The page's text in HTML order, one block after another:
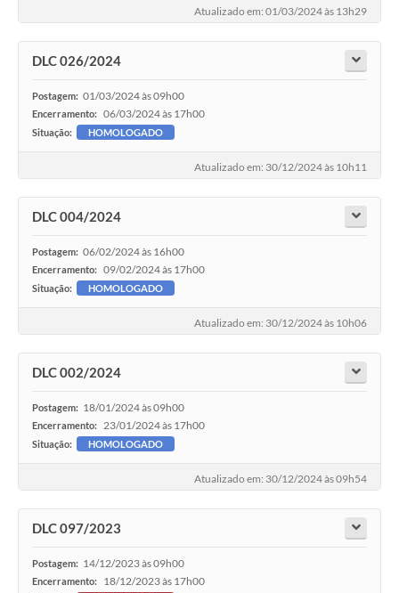
Atualizado em: 01/03/2024 às 13h29
DLC 026/2024
Postagem: 01/03/2024 às 09h00
Encerramento: 06/03/2024 às 17h00
Situação: HOMOLOGADO
Atualizado em: 30/12/2024 às 10h11
DLC 004/2024
Postagem: 06/02/2024 às 16h00
Encerramento: 09/02/2024 às 17h00
Situação: HOMOLOGADO
Atualizado em: 30/12/2024 às 10h06
DLC 002/2024
Postagem: 18/01/2024 às 09h00
Encerramento: 23/01/2024 às 17h00
Situação: HOMOLOGADO
Atualizado em: 30/12/2024 às 09h54
DLC 097/2023
Postagem: 14/12/2023 às 09h00
Encerramento: 18/12/2023 às 17h00